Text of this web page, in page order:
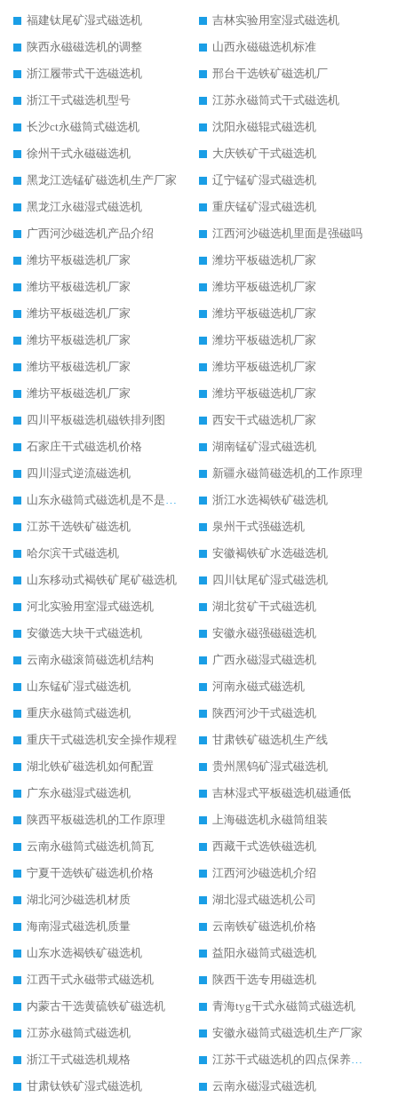
福建钛尾矿湿式磁选机
吉林实验用室湿式磁选机
陕西永磁磁选机的调整
山西永磁磁选机标准
浙江履带式干选磁选机
邢台干选铁矿磁选机厂
浙江干式磁选机型号
江苏永磁筒式干式磁选机
长沙ct永磁筒式磁选机
沈阳永磁辊式磁选机
徐州干式永磁磁选机
大庆铁矿干式磁选机
黑龙江选锰矿磁选机生产厂家
辽宁锰矿湿式磁选机
黑龙江永磁湿式磁选机
重庆锰矿湿式磁选机
广西河沙磁选机产品介绍
江西河沙磁选机里面是强磁吗
潍坊平板磁选机厂家
潍坊平板磁选机厂家
潍坊平板磁选机厂家
潍坊平板磁选机厂家
潍坊平板磁选机厂家
潍坊平板磁选机厂家
潍坊平板磁选机厂家
潍坊平板磁选机厂家
潍坊平板磁选机厂家
潍坊平板磁选机厂家
潍坊平板磁选机厂家
潍坊平板磁选机厂家
四川平板磁选机磁铁排列图
西安干式磁选机厂家
石家庄干式磁选机价格
湖南锰矿湿式磁选机
四川湿式逆流磁选机
新疆永磁筒磁选机的工作原理
山东永磁筒式磁选机是不是强磁
浙江水选褐铁矿磁选机
江苏干选铁矿磁选机
泉州干式强磁选机
哈尔滨干式磁选机
安徽褐铁矿水选磁选机
山东移动式褐铁矿尾矿磁选机
四川钛尾矿湿式磁选机
河北实验用室湿式磁选机
湖北贫矿干式磁选机
安徽选大块干式磁选机
安徽永磁强磁磁选机
云南永磁滚筒磁选机结构
广西永磁湿式磁选机
山东锰矿湿式磁选机
河南永磁式磁选机
重庆永磁筒式磁选机
陕西河沙干式磁选机
重庆干式磁选机安全操作规程
甘肃铁矿磁选机生产线
湖北铁矿磁选机如何配置
贵州黑钨矿湿式磁选机
广东永磁湿式磁选机
吉林湿式平板磁选机磁通低
陕西平板磁选机的工作原理
上海磁选机永磁筒组装
云南永磁筒式磁选机筒瓦
西藏干式选铁磁选机
宁夏干选铁矿磁选机价格
江西河沙磁选机介绍
湖北河沙磁选机材质
湖北湿式磁选机公司
海南湿式磁选机质量
云南铁矿磁选机价格
山东水选褐铁矿磁选机
益阳永磁筒式磁选机
江西干式永磁带式磁选机
陕西干选专用磁选机
内蒙古干选黄硫铁矿磁选机
青海tyg干式永磁筒式磁选机
江苏永磁筒式磁选机
安徽永磁筒式磁选机生产厂家
浙江干式磁选机规格
江苏干式磁选机的四点保养秘籍
甘肃钛铁矿湿式磁选机
云南永磁湿式磁选机